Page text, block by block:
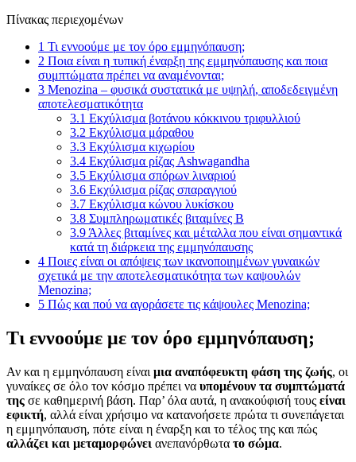
Πίνακας περιεχομένων
1 Τι εννοούμε με τον όρο εμμηνόπαυση;
2 Ποια είναι η τυπική έναρξη της εμμηνόπαυσης και ποια
συμπτώματα πρέπει να αναμένονται;
3 Menozina – φυσικά συστατικά με υψηλή, αποδεδειγμένη
αποτελεσματικότητα
3.1 Εκχύλισμα βοτάνου κόκκινου τριφυλλιού
3.2 Εκχύλισμα μάραθου
3.3 Εκχύλισμα κιχωρίου
3.4 Εκχύλισμα ρίζας Ashwagandha
3.5 Εκχύλισμα σπόρων λιναριού
3.6 Εκχύλισμα ρίζας σπαραγγιού
3.7 Εκχύλισμα κώνου λυκίσκου
3.8 Συμπληρωματικές βιταμίνες Β
3.9 Άλλες βιταμίνες και μέταλλα που είναι σημαντικά
κατά τη διάρκεια της εμμηνόπαυσης
4 Ποιες είναι οι απόψεις των ικανοποιημένων γυναικών
σχετικά με την αποτελεσματικότητα των καψουλών
Menozina;
5 Πώς και πού να αγοράσετε τις κάψουλες Menozina;
Τι εννοούμε με τον όρο εμμηνόπαυση;
Αν και η εμμηνόπαυση είναι μια αναπόφευκτη φάση της ζωής, οι
γυναίκες σε όλο τον κόσμο πρέπει να υπομένουν τα συμπτώματά
της σε καθημερινή βάση. Παρ’ όλα αυτά, η ανακούφισή τους είναι
εφικτή, αλλά είναι χρήσιμο να κατανοήσετε πρώτα τι συνεπάγεται
η εμμηνόπαυση, πότε είναι η έναρξη και το τέλος της και πώς
αλλάζει και μεταμορφώνει ανεπανόρθωτα το σώμα.